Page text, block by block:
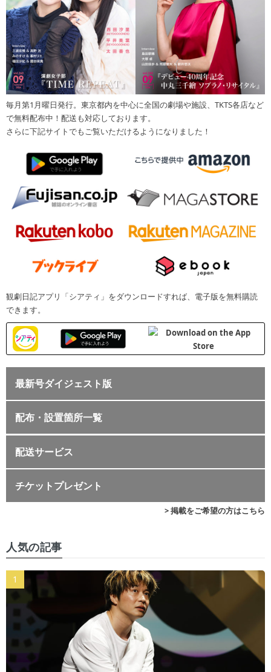
毎月第1月曜日発行。東京都内を中心に全国の劇場や施設、TKTS各店など
で無料配布中！配送も対応しております。
さらに下記サイトでもご覧いただけるようになりました！
観劇日記アプリ「シアティ」をダウンロードすれば、電子版を無料購読
できます。
最新号ダイジェスト版
配布・設置箇所一覧
配送サービス
チケットプレゼント
> 掲載をご希望の方はこちら
人気の記事